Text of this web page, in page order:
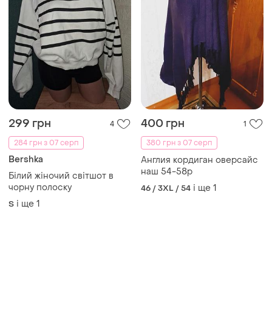
299 грн
4
284 грн з 07 серп
Bershka
Білий жіночий світшот в
чорну полоску
S і ще 1
400 грн
1
380 грн з 07 серп
Англия кордиган оверсайс
наш 54-58р
46 / 3XL / 54 і ще 1